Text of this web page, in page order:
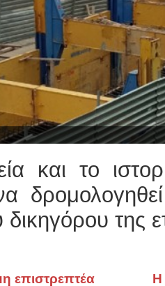
και το
της
επιστρεπτέα
Η